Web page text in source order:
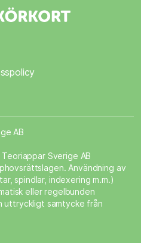
AB
Sverige AB
Användning av
spindlar, indexering m.m.)
eller regelbunden
uttryckligt samtycke från